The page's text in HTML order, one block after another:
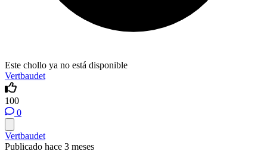
Este chollo ya no está disponible
Vertbaudet
100
0
Vertbaudet
Publicado hace 3 meses